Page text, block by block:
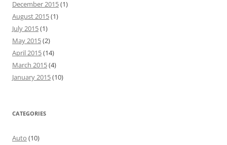
December 2015(1)
August 2015(1)
July 2015(1)
May 2015(2)
April 2015(14)
March 2015(4)
January 2015(10)
CATEGORIES
Auto (10)